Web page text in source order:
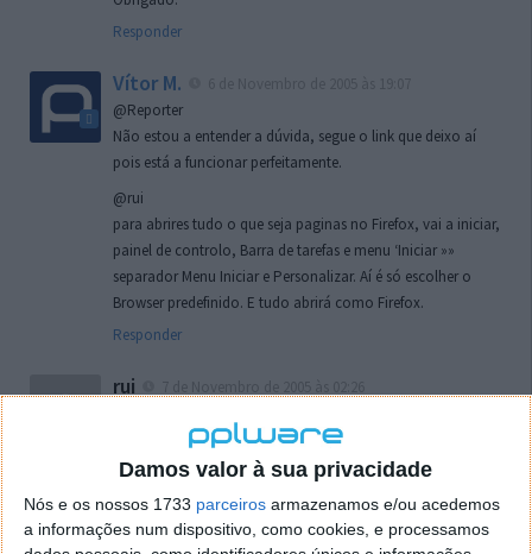
Damos valor à sua privacidade
Nós e os nossos 1733 parceiros armazenamos e/ou acedemos
a informações num dispositivo, como cookies, e processamos
Responder
Vítor M.
@Reporter
Não estou a entender a dúvida, segue o link que deixo aí
pois está a funcionar perfeitamente.
@rui
para abrires tudo o que seja paginas no Firefox, vai a iniciar,
painel de controlo, Barra de tarefas e menu ‘Iniciar »»
separador Menu Iniciar e Personalizar. Aí é só escolher o
Browser predefinido. E tudo abrirá como Firefox.
Responder
rui
localizaçao referida n se encontra la nada k me permita por
o firefox como browser predefenido
Ja percorri o painel
tentei apagar o explorer na tentativa de forçar o uso do
firefox mas em vao. Kaso te lembres de outra dica fico